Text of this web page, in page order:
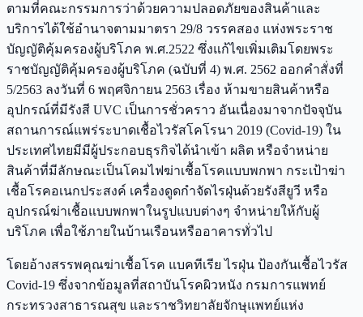
ตามที่คณะกรรมการว่าด้วยความปลอดภัยของสินค้าและ
บริการได้ใช้อำนาจตามมาตรา 29/8 วรรคสอง แห่งพระราช
บัญญัติคุ้มครองผู้บริโภค พ.ศ.2522 ซึ่งแก้ไขเพิ่มเติมโดยพระ
ราชบัญญัติคุ้มครองผู้บริโภค (ฉบับที่ 4) พ.ศ. 2562 ออกคำสั่งที่
5/2563 ลงวันที่ 6 พฤศจิกายน 2563 เรื่อง ห้ามขายสินค้าหรือ
อุปกรณ์ที่มีรังสี UVC เป็นการชั่วคราว อันเนื่องมาจากปัจจุบัน
สถานการณ์แพร่ระบาดเชื้อไวรัสโคโรนา 2019 (Covid-19) ใน
ประเทศไทยมีมีผู้ประกอบธุรกิจได้นำเข้า ผลิต หรือจำหน่าย
สินค้าที่มีลักษณะเป็นโคมไฟฆ่าเชื้อโรคแบบพกพา กระเป้าฆ่า
เชื้อโรคอเนกประสงค์ เครื่องดูดกำจัดไรฝุ่นด้วยรังสียูวี หรือ
อุปกรณ์ฆ่าเชื้อแบบพกพาในรูปแบบต่างๆ จำหน่ายให้กับผู้
บริโภค เพื่อใช้ภายในบ้านเรือนหรืออาคารทั่วไป
โดยอ้างสรรพคุณฆ่าเชื้อโรค แบคทีเรีย ไรฝุ่น ป้องกันเชื้อไวรัส
Covid-19 ซึ่งจากข้อมูลที่สถาบันโรคผิวหนัง กรมการแพทย์
กระทรวงสาธารณสุข และราชวิทยาลัยจักษุแพทย์แห่ง